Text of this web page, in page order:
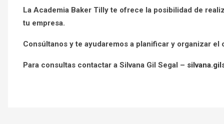
La Academia Baker Tilly te ofrece la posibilidad de
tu empresa.
Consúltanos y te ayudaremos a planificar y organizar el
Para consultas contactar a Silvana Gil Segal –